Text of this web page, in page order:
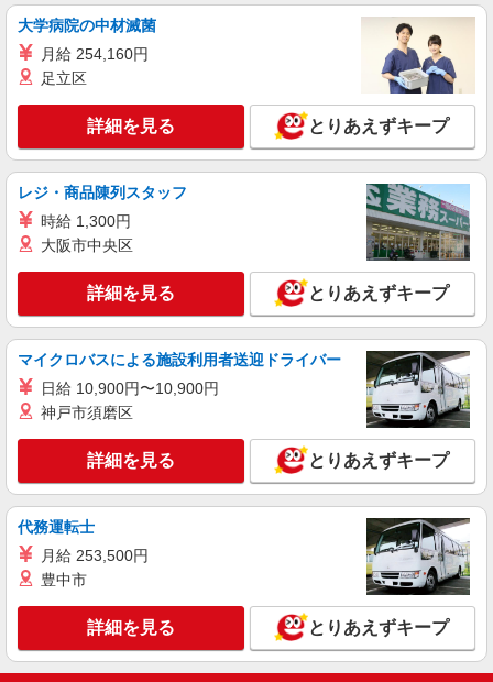
詳細を見る
株式会社パソナ・東京キャリアセンター/KT6001179114
一般事務/経理/営業事務
月給301400円 ★交通費規定に基づき交通費支
キープ 詳細を見る
派遣社員
株式会社パソナ・東京キャリアセンター/KT600117579501
一般事務/データ入力
月給324000円 ★交通費規定に基づき交通費支
東京都中央区（三越前駅）
キープ 詳細を見る
大学病院の中材滅菌
月給 254,160円
足立区
詳細を見る とりあえずキープ
レジ・商品陳列スタッフ
時給 1,300円
大阪市中央区
詳細を見る とりあえずキープ
マイクロバスによる施設利用者送迎ドライバー
日給 10,900円〜10,900円
神戸市須磨区
詳細を見る とりあえずキープ
代務運転士
月給 253,500円
豊中市
詳細を見る とりあえずキープ